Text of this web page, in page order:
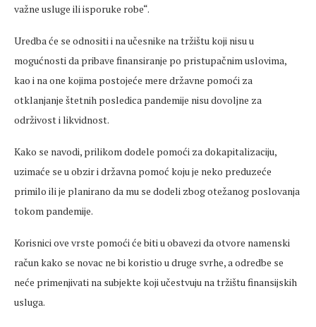
važne usluge ili isporuke robe“.
Uredba će se odnositi i na učesnike na tržištu koji nisu u
mogućnosti da pribave finansiranje po pristupačnim uslovima,
kao i na one kojima postojeće mere državne pomoći za
otklanjanje štetnih posledica pandemije nisu dovoljne za
održivost i likvidnost.
Kako se navodi, prilikom dodele pomoći za dokapitalizaciju,
uzimaće se u obzir i državna pomoć koju je neko preduzeće
primilo ili je planirano da mu se dodeli zbog otežanog poslovanja
tokom pandemije.
Korisnici ove vrste pomoći će biti u obavezi da otvore namenski
račun kako se novac ne bi koristio u druge svrhe, a odredbe se
neće primenjivati na subjekte koji učestvuju na tržištu finansijskih
usluga.